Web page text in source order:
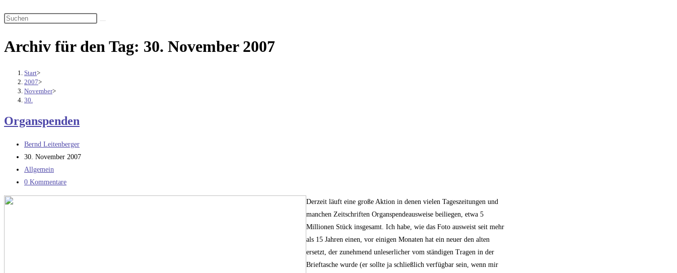
umschalten
Archiv für den Tag: 30. November 2007
Start>
2007>
November>
30.
Organspenden
Beitrags-
Autor:
Bernd Leitenberger
Beitrag
veröffentlicht:
30. November 2007
Beitrags-
Kategorie:
Allgemein
Beitrags-
Kommentare:
0 Kommentare
Derzeit läuft eine große Aktion in denen vielen Tageszeitungen und
manchen Zeitschriften Organspendeausweise beiliegen, etwa 5
Millionen Stück insgesamt. Ich habe, wie das Foto ausweist seit mehr
als 15 Jahren einen, vor einigen Monaten hat ein neuer den alten
ersetzt, der zunehmend unleserlicher vom ständigen Tragen in der
Brieftasche wurde (er sollte ja schließlich verfügbar sein, wenn mir